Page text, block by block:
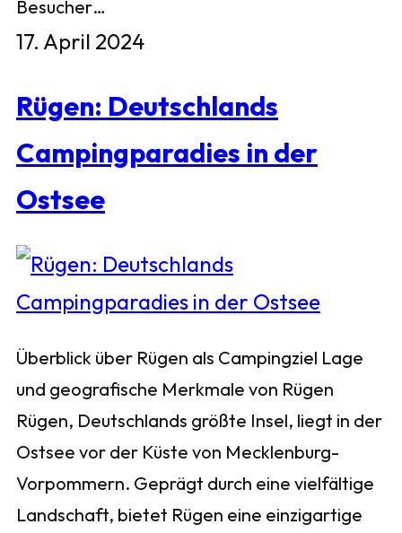
Besucher…
17. April 2024
Rügen: Deutschlands
Campingparadies in der
Ostsee
Überblick über Rügen als Campingziel Lage
und geografische Merkmale von Rügen
Rügen, Deutschlands größte Insel, liegt in der
Ostsee vor der Küste von Mecklenburg-
Vorpommern. Geprägt durch eine vielfältige
Landschaft, bietet Rügen eine einzigartige